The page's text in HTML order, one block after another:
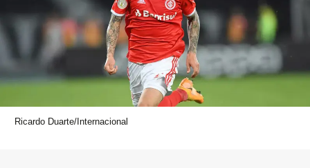
Ricardo Duarte/Internacional